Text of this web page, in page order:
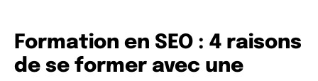
Formation en SEO : 4 raisons
de se former avec une